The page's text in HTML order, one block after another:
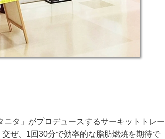
タ」がプロデュースするサーキットトレー
ぜ、1回30分で効率的な脂肪燃焼を期待で